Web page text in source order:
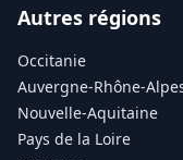
Autres régions
Occitanie
Auvergne-Rhône-
Nouvelle-Aquitaine
Pays de la Loire